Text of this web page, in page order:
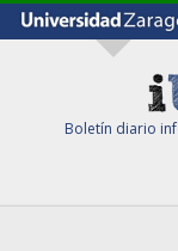
Boletín diario